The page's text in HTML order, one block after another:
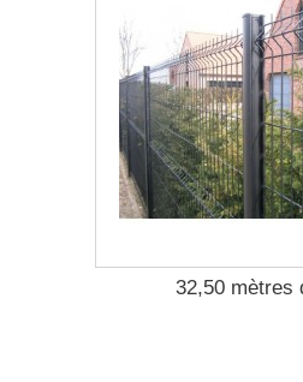
32,50 mètres